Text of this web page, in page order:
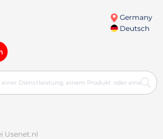
Germany
Deutsch
Usenet.nl